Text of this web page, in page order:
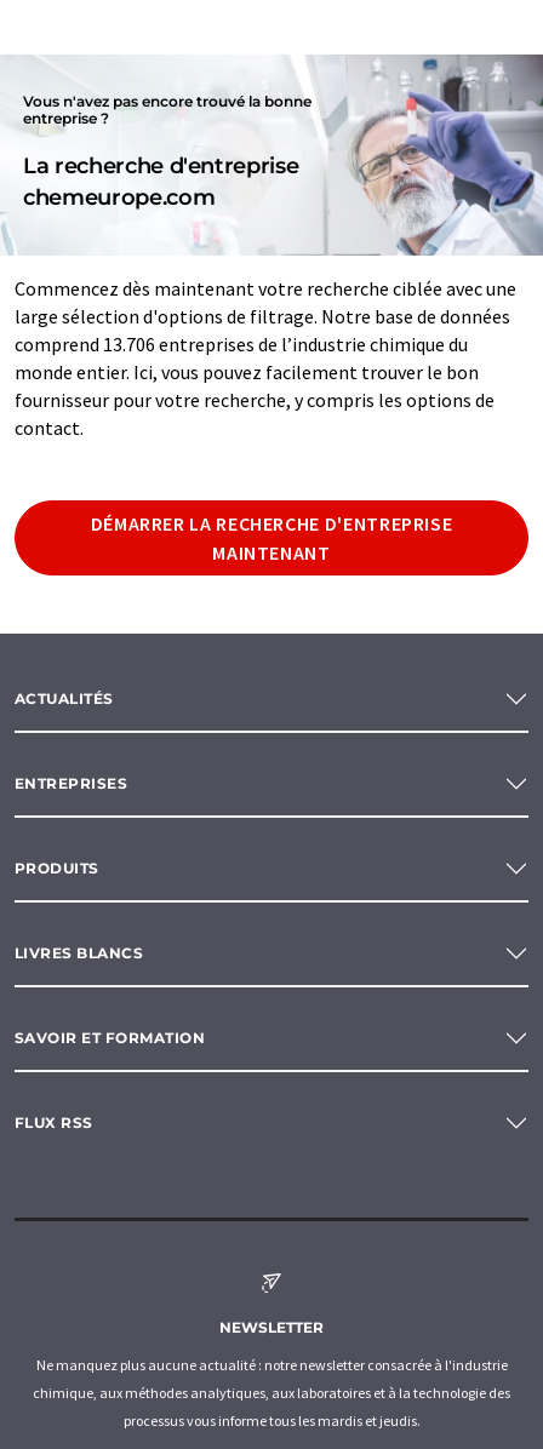
Vous n'avez pas encore trouvé la bonne
entreprise ?
La recherche d'entreprise
chemeurope.com
Commencez dès maintenant votre recherche ciblée avec une
large sélection d'options de filtrage. Notre base de données
comprend 13.706 entreprises de l’industrie chimique du
monde entier. Ici, vous pouvez facilement trouver le bon
fournisseur pour votre recherche, y compris les options de
contact.
DÉMARRER LA RECHERCHE D'ENTREPRISE
MAINTENANT
ACTUALITÉS
ENTREPRISES
PRODUITS
LIVRES BLANCS
SAVOIR ET FORMATION
FLUX RSS
NEWSLETTER
Ne manquez plus aucune actualité : notre newsletter consacrée à l'industrie
chimique, aux méthodes analytiques, aux laboratoires et à la technologie des
processus vous informe tous les mardis et jeudis.